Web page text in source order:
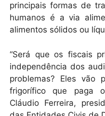
principais formas de
humanos é a via
alimentos sólidos ou
“Será que os fiscais
independência dos
problemas? Eles vão
frigorífico que paga
Cláudio Ferreira,